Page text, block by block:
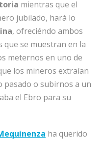
mientras que el
jubilado, hará lo
, ofreciéndo ambos
se muestran en la
meternos en uno de
los mineros extraían
pasado o subirnos a un
el Ebro para su
ha querido